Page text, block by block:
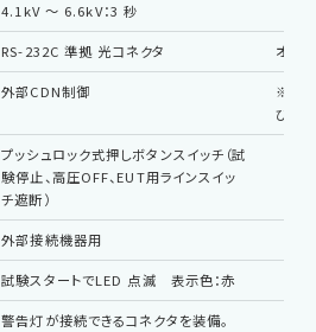
4.1kV 〜 6.6kV：3 秒
RS-232C 準拠 光コネクタ オプ
外部CDN制御
び
プッシュロック式押しボタンスイッチ（試
験停止、高圧OFF、EUT用ラインスイッ
チ遮断）
外部接続機器用
試験スタートでLED 点滅 表示色：赤
警告灯が接続できるコネクタを装備。